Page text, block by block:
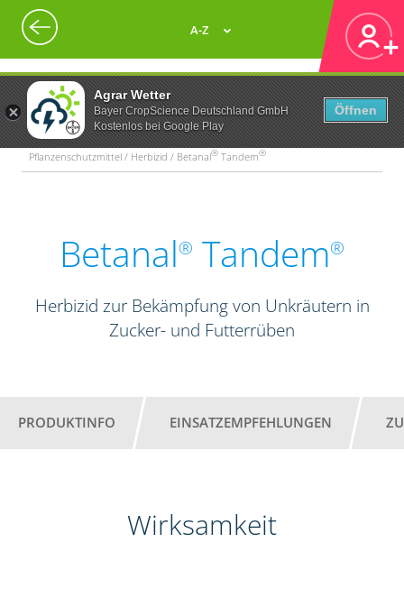
Agrar Wetter
Bayer CropScience Deutschland GmbH
Kostenlos bei Google Play
Öffnen
A-Z
Pflanzenschutzmittel / Herbizid / Betanal® Tandem®
Betanal® Tandem®
Herbizid zur Bekämpfung von Unkräutern in
Zucker- und Futterrüben
PRODUKTINFO EINSATZEMPFEHLUNGEN
Wirksamkeit